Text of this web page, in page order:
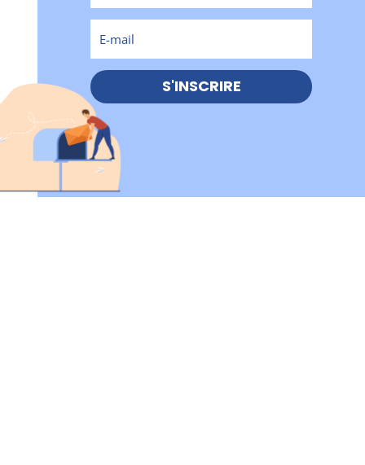
S'INSCRIRE